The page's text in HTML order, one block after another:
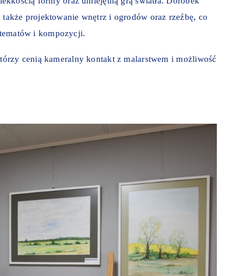
projektowanie wnętrz i ogrodów oraz rzeźbę, co
i kompozycji.
cenią kameralny kontakt z malarstwem i możliwość